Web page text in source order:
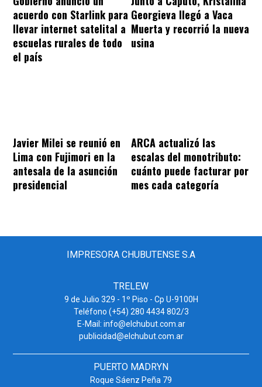
acuerdo con Starlink para
llevar internet satelital a
escuelas rurales de todo
el país
Georgieva llegó a Vaca
Muerta y recorrió la nueva
usina
Javier Milei se reunió en
Lima con Fujimori en la
antesala de la asunción
presidencial
ARCA actualizó las
escalas del monotributo:
cuánto puede facturar por
mes cada categoría
IMPRESORA CHUBUTENSE S.A
TRELEW
9 de Julio 329 - 1º Piso - Cp U-9100H
Teléfono (+54) 280 4434 802/3
E-Mail: info@elchubut.com.ar
publicidad@elchubut.com.ar
PUERTO MADRYN
Roque Sáenz Peña 79